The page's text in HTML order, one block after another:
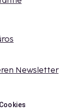
Newsletter